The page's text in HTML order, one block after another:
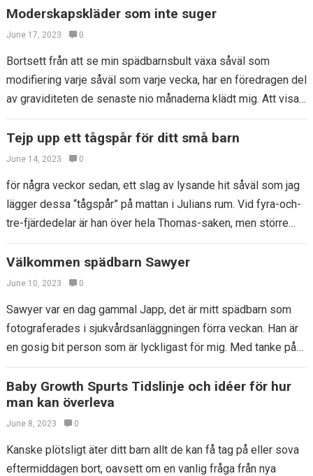
Moderskapskläder som inte suger
June 17, 2023 0
Bortsett från att se min spädbarnsbult växa såväl som
modifiering varje såväl som varje vecka, har en föredragen del
av graviditeten de senaste nio månaderna klädt mig. Att visa
Tejp upp ett tågspår för ditt små barn
June 14, 2023 0
för några veckor sedan, ett slag av lysande hit såväl som jag
lägger dessa “tågspår” på mattan i Julians rum. Vid fyra-och-
tre-fjärdedelar är han över hela Thomas-saken, men större
Välkommen spädbarn Sawyer
June 10, 2023 0
Sawyer var en dag gammal Japp, det är mitt spädbarn som
fotograferades i sjukvårdsanläggningen förra veckan. Han är
en gosig bit person som är lyckligast för mig. Med tanke på…
Baby Growth Spurts Tidslinje och idéer för hur
man kan överleva
June 8, 2023 0
Kanske plötsligt äter ditt barn allt de kan få tag på eller sova
eftermiddagen bort, oavsett om en vanlig fråga från nya